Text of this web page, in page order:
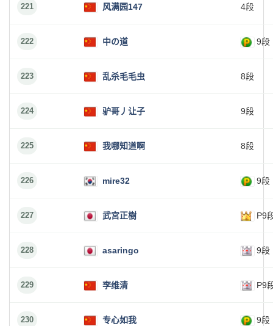
221 风满园147 4段
222 中の道 9段
223 乱杀毛毛虫 8段
224 驴哥丿让子 9段
225 我哪知道啊 8段
226 mire32 9段
227 武宮正樹 P9
228 asaringo 9段
229 李维清 P9
230 专心如我 9段